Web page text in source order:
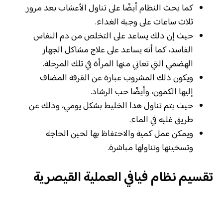
كما يحث النظام أيضًا على تناول الأعشاب بعد مرور
ثلاث ساعات على وجبة الغداء.
حيث إن ذلك يساعد على التخلص من دم النفاس
الفاسد، كما أنه يساعد على علاج مشاكل الجهاز
الهضمي التي تعاني منها المرأة في تلك المرحلة.
ويكون ذلك المشروب عبارة عن القرفة المضاف
إليها الكمون، وأيضًا حب الرشاد.
حيث يتم تناول هذا الخليط بشكل يومي، وذلك عن
طريق غليه في الماء.
ويمكن عمل كمية والاحتفاظ بها لحين الحاجة
وتسخينها وتناولها مباشرة.
تقسيم نظام فيافي العملية القيصرية